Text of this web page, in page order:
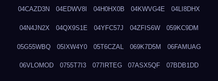
04CAZD3N 04EDWV8I 04H0HX0B 04KWVG4E 04LI8DHX
04N4JN2X 04QX9S1E 04YFC57J 04ZFIS6W 059KC9DM
05G55WBQ 05IXW4Y0 05T6CZAL 069K7D5M 06FAMUAG
06VLOMOD 0755T7I3 077IRTEG 07ASX5QF 07BDB1DD